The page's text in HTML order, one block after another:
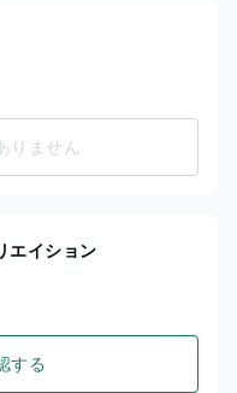
りません
エイション
する